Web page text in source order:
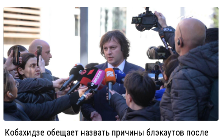
Кобахидзе обещает назвать причины блэкаутов после